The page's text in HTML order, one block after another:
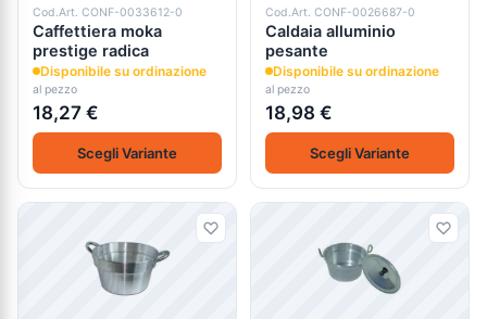
Cod.Art. CONF-0033612-0
Caffettiera moka
prestige radica
Disponibile su ordinazione
al pezzo
18,27 €
Scegli Variante
Cod.Art. CONF-0026687-0
Caldaia alluminio
pesante
Disponibile su ordinazione
al pezzo
18,98 €
Scegli Variante